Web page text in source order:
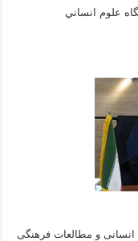
علوم انساني
و مطالعات فرهنگى